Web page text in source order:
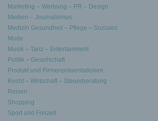
Marketing – Werbung – PR – Design
Medien – Journalismus
Medizin Gesundheit – Pflege – Soziales
Mode
Musik – Tanz – Entertainment
Politik – Gesellschaft
Produkt und Firmenpräsentationen
Recht – Wirtschaft – Steuerberatung
Reisen
Shopping
Sport und Freizeit